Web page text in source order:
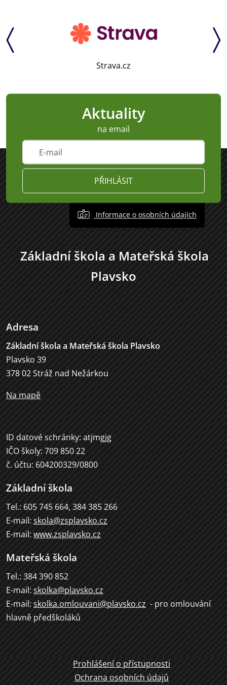
Strava.cz
Aktuality
na email
PŘIHLÁSIT
Informace o osobních údajích
Základní škola a Mateřská škola
Plavsko
Adresa
Základní škola a Mateřská škola Plavsko
Plavsko 39
378 02 Stráž nad Nežárkou
Na mapě
ID datové schránky: atjmgjg
IČO školy: 709 850 22
č. účtu: 604200329/0800
Základní škola
Tel.: 605 745 664, 384 385 266
E-mail: skola@zsplavsko.cz
E-mail: www.zsplavsko.cz
Mateřská škola
Tel.: 384 390 852
E-mail: skolka@plavsko.cz
E-mail: skolka.omlouvani@plavsko.cz - pro omlouvání
hlavně předškoláků
Prohlášení o přístupnosti
Ochrana osobních údajů